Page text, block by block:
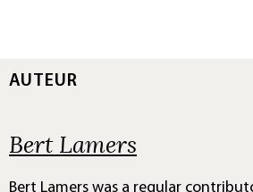
AUTEUR
Bert Lamers
Bert Lamers was a regular